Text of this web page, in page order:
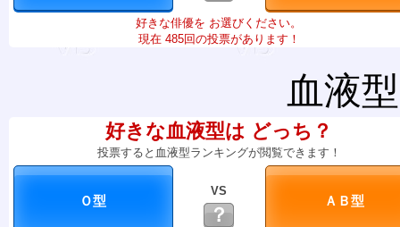
好きな俳優を お選びください。
現在 485回の投票があります！
血液
好きな血液型は どっち？
投票すると血液型ランキングが閲覧できます！
VS
？